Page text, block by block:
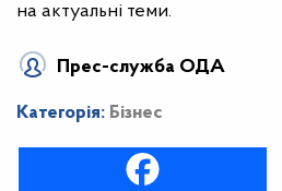
на актуальні теми.
Прес-служба ОДА
Категорія: Бізнес